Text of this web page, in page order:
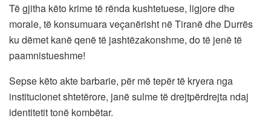
Të gjitha këto krime të rënda kushtetuese, ligjore dhe
morale, të konsumuara veçanërisht në Tiranë dhe Durrës
ku dëmet kanë qenë të jashtëzakonshme, do të jenë të
paamnistueshme!
Sepse këto akte barbarie, për më tepër të kryera nga
institucionet shtetërore, janë sulme të drejtpërdrejta ndaj
identitetit tonë kombëtar.